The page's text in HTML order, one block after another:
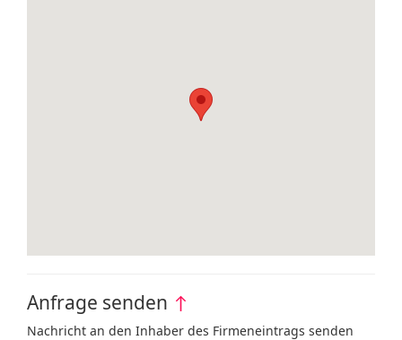
Anfrage senden ↑
Nachricht an den Inhaber des Firmeneintrags senden